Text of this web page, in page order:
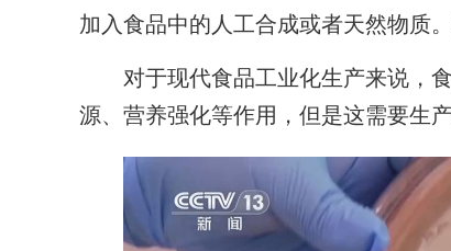
加入食品中的人工合成或者天然物质
对于现代食品工业化生产来说，食
源、营养强化等作用，但是这需要生